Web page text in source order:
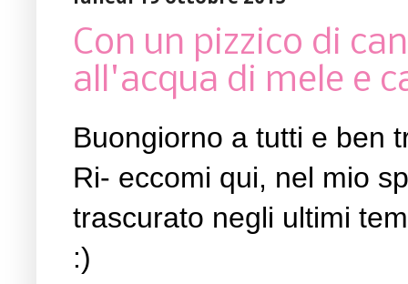
Con un pizzico di
all'acqua di mele e
Buongiorno a tutti e ben
Ri- eccomi qui, nel mio
trascurato negli ultimi
:)